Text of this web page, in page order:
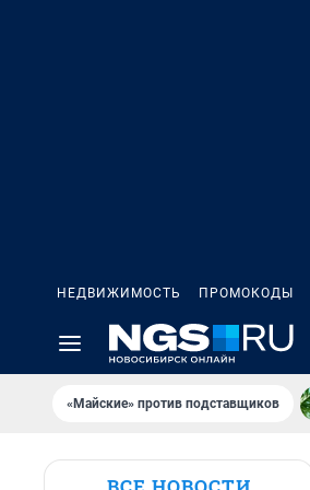
НЕДВИЖИМОСТЬ ПРОМОКОДЫ
«Майские» против подставщиков